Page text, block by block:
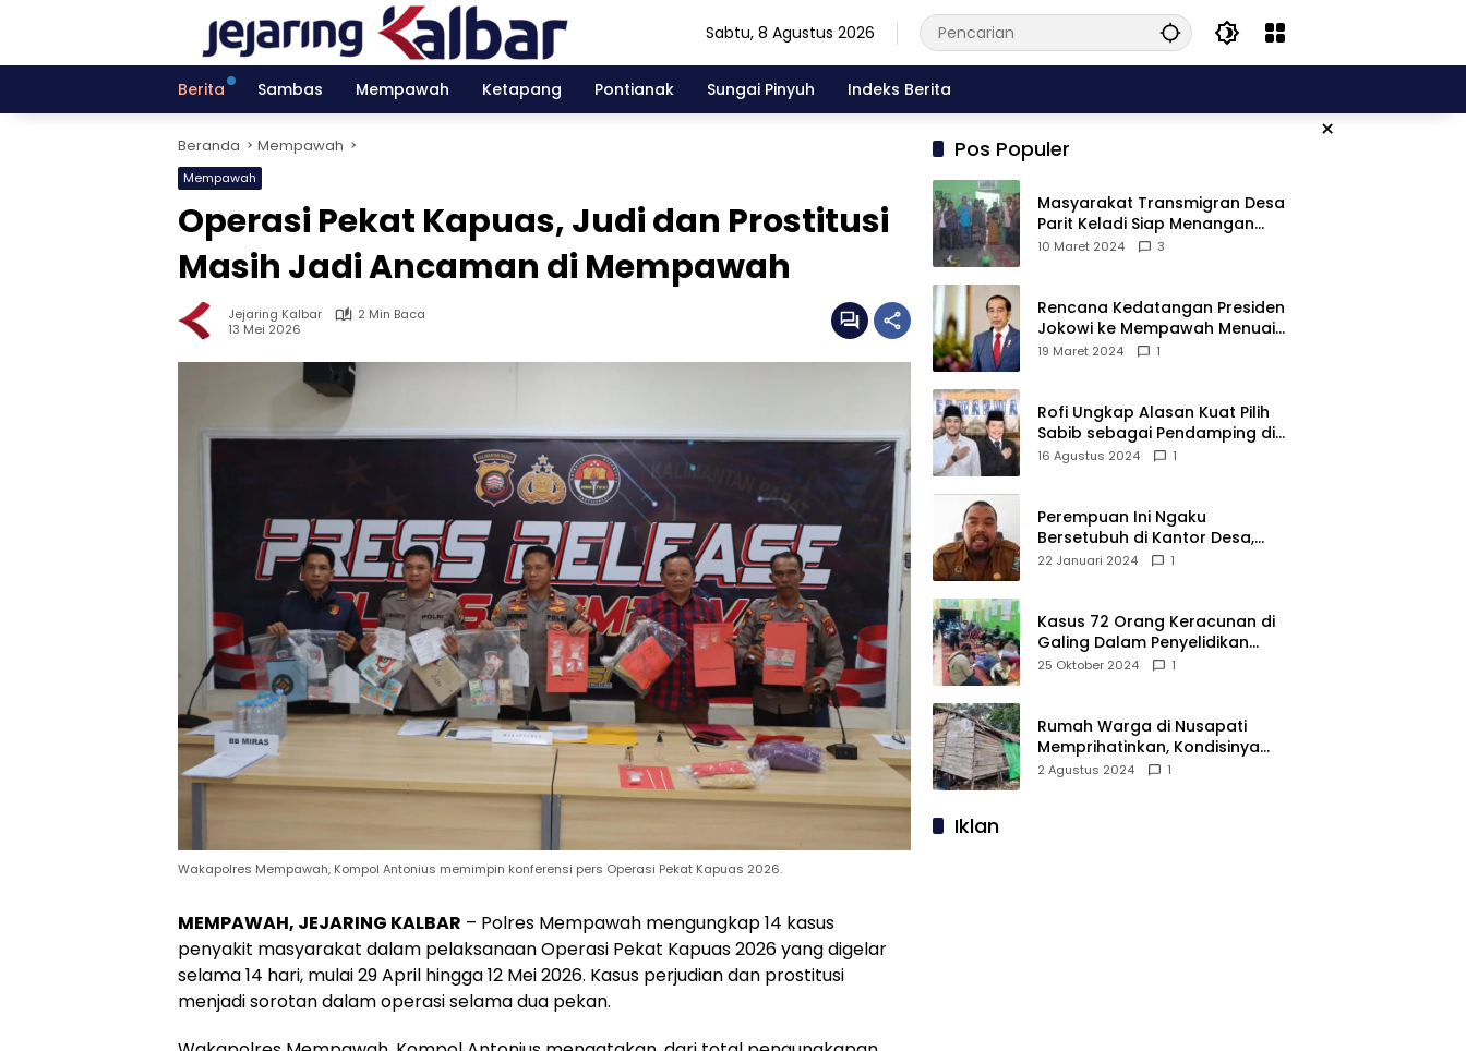
Sabtu, 8 Agustus 2026
Berita Sambas Mempawah Ketapang Pontianak Sungai Pinyuh Indeks Berita
×
Beranda Mempawah
Mempawah
Operasi Pekat Kapuas, Judi dan Prostitusi
Masih Jadi Ancaman di Mempawah
Jejaring Kalbar
2 Min Baca
13 Mei 2026
Wakapolres Mempawah, Kompol Antonius memimpin konferensi pers Operasi Pekat Kapuas 2026.
MEMPAWAH, JEJARING KALBAR – Polres Mempawah mengungkap 14 kasus
penyakit masyarakat dalam pelaksanaan Operasi Pekat Kapuas 2026 yang digelar
selama 14 hari, mulai 29 April hingga 12 Mei 2026. Kasus perjudian dan prostitusi
menjadi sorotan dalam operasi selama dua pekan.
Pos Populer
Masyarakat Transmigran Desa
Parit Keladi Siap Menangan
Fauzan-Mirza di Pilkada Kubu
10 Maret 2024 3
Rencana Kedatangan Presiden
Jokowi ke Mempawah Menuai
Pro Kontra, Apa Sebabnya?
19 Maret 2024 1
Rofi Ungkap Alasan Kuat Pilih
Sabib sebagai Pendamping di
Pilkada Sambas
16 Agustus 2024 1
Perempuan Ini Ngaku
Bersetubuh di Kantor Desa,
Kades Pasir Panjang
22 Januari 2024 1
Kasus 72 Orang Keracunan di
Galing Dalam Penyelidikan
Polres Sambas
25 Oktober 2024 1
Rumah Warga di Nusapati
Memprihatinkan, Kondisinya
Nyaris Roboh dan Tidak Layak
2 Agustus 2024 1
Iklan